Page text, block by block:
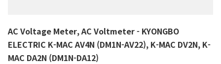
AC Voltage Meter, AC Voltmeter- KYONGBO
ELECTRIC K-MAC AV4N (DM1N-AV22), K-MAC DV2N, K-
MAC DA2N (DM1N-DA12)